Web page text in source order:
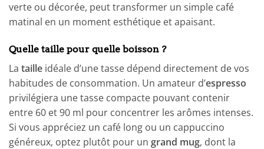
verte ou décorée, peut transformer un simple café
matinal en un moment esthétique et apaisant.
Quelle taille pour quelle boisson ?
La taille idéale d’une tasse dépend directement de vos
habitudes de consommation. Un amateur d’espresso
privilégiera une tasse compacte pouvant contenir
entre 60 et 90 ml pour concentrer les arômes intenses.
Si vous appréciez un café long ou un cappuccino
généreux, optez plutôt pour un grand mug, dont la